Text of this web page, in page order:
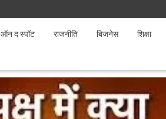
ऑन द स्पॉट राजनीति बिजनेस शिक्षा